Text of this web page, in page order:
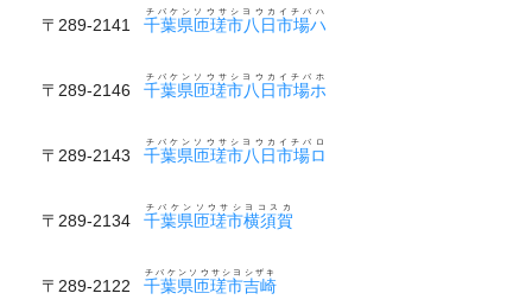
〒289-2141 千葉県匝瑳市八日市場ハ
チバケンソウサシヨウカイチバハ
〒289-2146 千葉県匝瑳市八日市場ホ
チバケンソウサシヨウカイチバホ
〒289-2143 千葉県匝瑳市八日市場ロ
チバケンソウサシヨウカイチバロ
〒289-2134 千葉県匝瑳市横須賀
チバケンソウサシヨコスカ
〒289-2122 千葉県匝瑳市吉崎
チバケンソウサシヨシザキ